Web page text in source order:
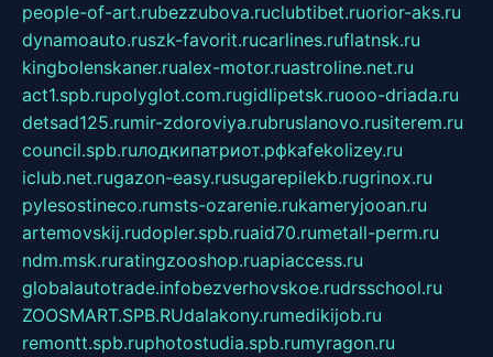
people-of-art.rubezzubova.ruclubtibet.ruorior-aks.ru
dynamoauto.ruszk-favorit.rucarlines.ruflatnsk.ru
kingbolenskaner.rualex-motor.ruastroline.net.ru
act1.spb.rupolyglot.com.rugidlipetsk.ruooo-driada.ru
detsad125.rumir-zdoroviya.rubruslanovo.rusiterem.ru
council.spb.ruлодкипатриот.рфkafekolizey.ru
iclub.net.rugazon-easy.rusugarepilekb.rugrinox.ru
pylesostineco.rumsts-ozarenie.rukameryjooan.ru
artemovskij.rudopler.spb.ruaid70.rumetall-perm.ru
ndm.msk.ruratingzooshop.ruapiaccess.ru
globalautotrade.infobezverhovskoe.rudrsschool.ru
ZOOSMART.SPB.RUdalakony.rumedikijob.ru
remontt.spb.ruphotostudia.spb.rumyragon.ru